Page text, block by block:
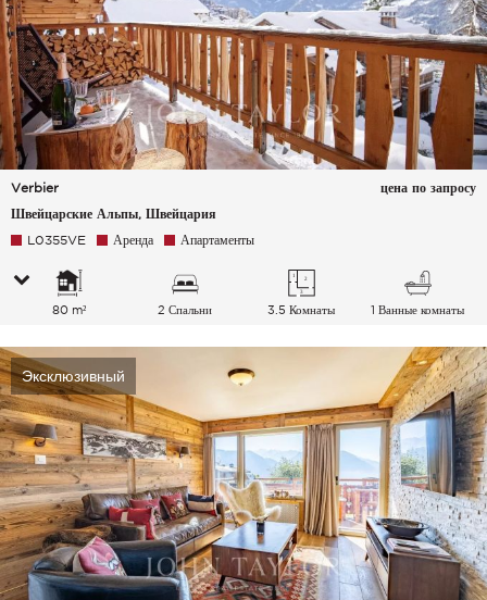
Verbier
Швейцарские Альпы, Швейцария
цена по запросу
L0355VE Аренда Апартаменты
80 m² 2 Спальни 3.5 Комнаты 1 Ванные комнаты
Эксклюзивный